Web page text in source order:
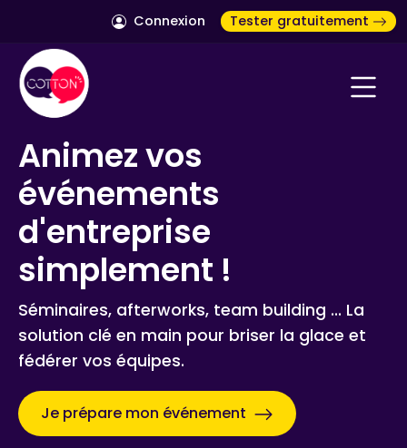
Connexion Tester gratuitement
Animez vos
événements
d'entreprise
simplement !
Séminaires, afterworks, team building ... La
solution clé en main pour briser la glace et
fédérer vos équipes.
Je prépare mon événement